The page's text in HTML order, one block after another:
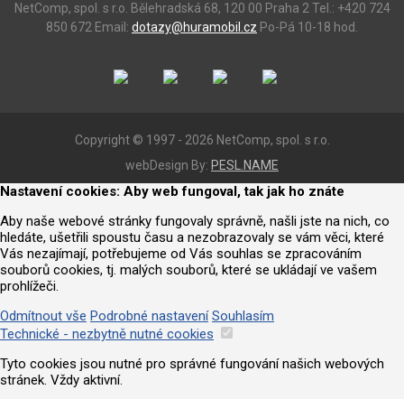
NetComp, spol. s r.o. Bělehradská 68, 120 00 Praha 2 Tel.: +420 724
850 672 Email: dotazy@huramobil.cz Po-Pá 10-18 hod.
Copyright © 1997 - 2026 NetComp, spol. s r.o.
webDesign By: PESL.NAME
Nastavení cookies: Aby web fungoval, tak jak ho znáte
Aby naše webové stránky fungovaly správně, našli jste na nich, co
hledáte, ušetřili spoustu času a nezobrazovaly se vám věci, které
Vás nezajímají, potřebujeme od Vás souhlas se zpracováním
souborů cookies, tj. malých souborů, které se ukládají ve vašem
prohlížeči.
Odmítnout vše Podrobné nastavení Souhlasím
Technické - nezbytně nutné cookies
Tyto cookies jsou nutné pro správné fungování našich webových
stránek. Vždy aktivní.